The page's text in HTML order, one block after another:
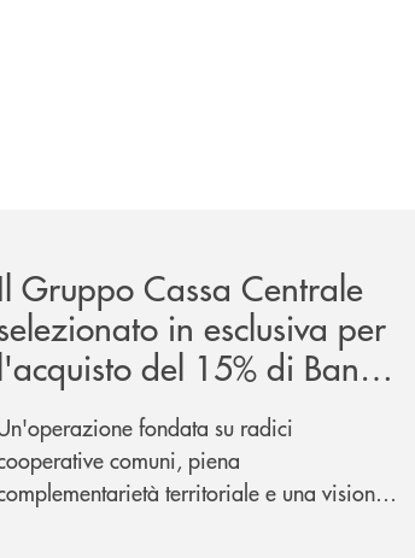
Il Gruppo Cassa Centrale
in esclusiva per
del 15% di Banca
Cambiano 1884fondata su radici
comuni, piena
territoriale e una visione